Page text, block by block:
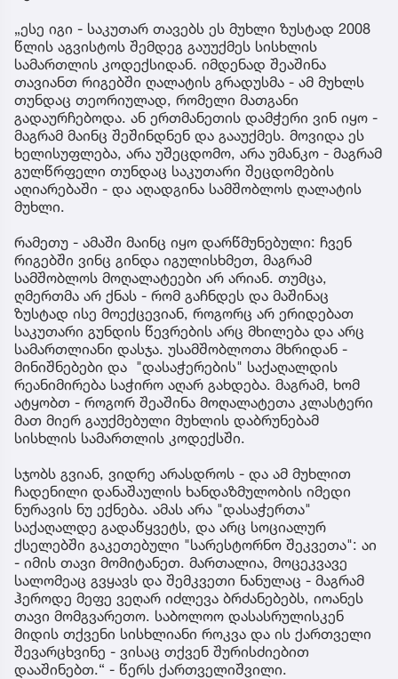
„ესე იგი - საკუთარ თავებს ეს მუხლი ზუსტად 2008
წლის აგვისტოს შემდეგ გაუუქმეს სისხლის
სამართლის კოდექსიდან. იმდენად შეაშინა
თავიანთ რიგებში ღალატის გრადუსმა - ამ მუხლს
თუნდაც თეორიულად, რომელი მათგანი
გადაურჩებოდა. ან ერთმანეთის დამჭერი ვინ იყო -
მაგრამ მაინც შეშინდნენ და გააუქმეს. მოვიდა ეს
ხელისუფლება, არა უშეცდომო, არა უმანკო - მაგრამ
გულწრფელი თუნდაც საკუთარი შეცდომების
აღიარებაში - და აღადგინა სამშობლოს ღალატის
მუხლი.
რამეთუ - ამაში მაინც იყო დარწმუნებული: ჩვენ
რიგებში ვინც გინდა იგულისხმეთ, მაგრამ
სამშობლოს მოღალატეები არ არიან. თუმცა,
ღმერთმა არ ქნას - რომ გაჩნდეს და მაშინაც
ზუსტად ისე მოექცევიან, როგორც არ ერიდებათ
საკუთარი გუნდის წევრების არც მხილება და არც
სამართლიანი დასჯა. უსამშობლოთა მხრიდან -
მინიშნებები და "დასაჭერების" საქაღალდის
რეანიმირება საჭირო აღარ გახდება. მაგრამ, ხომ
ატყობთ - როგორ შეაშინა მოღალატეთა კლასტერი
მათ მიერ გაუქმებული მუხლის დაბრუნებამ
სისხლის სამართლის კოდექსში.
სჯობს გვიან, ვიდრე არასდროს - და ამ მუხლით
ჩადენილი დანაშაულის ხანდაზმულობის იმედი
ნურავის ნუ ექნება. ამას არა "დასაჭერთა"
საქაღალდე გადაწყვეტს, და არც სოციალურ
ქსელებში გაკეთებული "სარესტორნო შეკვეთა": აი
- იმის თავი მომიტანეთ. მართალია, მოცეკვავე
სალომეაც გვყავს და შემკვეთი ნანულაც - მაგრამ
ჰეროდე მეფე ვეღარ იძლევა ბრძანებებს, იოანეს
თავი მომგვარეთო. საბოლოო დასასრულისკენ
მიდის თქვენი სისხლიანი როკვა და ის ქართველი
შევარცხვინე - ვისაც თქვენ შურისძიებით
დააშინებთ.“ - წერს ქართველიშვილი.